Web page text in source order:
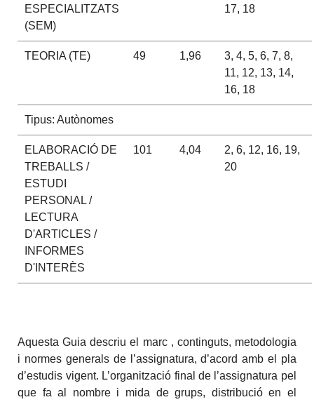
ESPECIALITZATS
(SEM)
17, 18
TEORIA (TE) 49 1,96
3, 4, 5, 6, 7, 8,
11, 12, 13, 14,
16, 18
Tipus: Autònomes
ELABORACIÓ DE
TREBALLS /
ESTUDI
PERSONAL /
LECTURA
D'ARTICLES /
INFORMES
D'INTERÈS
101 4,04
2, 6, 12, 16, 19,
20
Aquesta Guia descriu el marc , continguts, metodologia
i normes generals de l’assignatura, d’acord amb el pla
d’estudis vigent. L’organització final de l’assignatura pel
que fa al nombre i mida de grups, distribució en el